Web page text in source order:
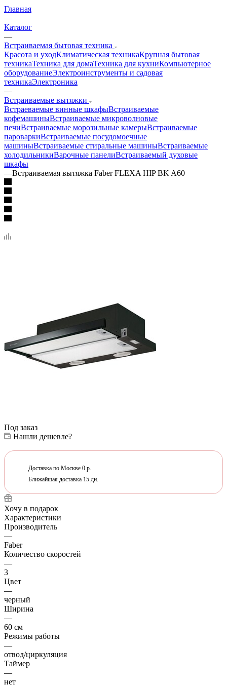
Главная
—
Каталог
—
Встраиваемая бытовая техника
Красота и уходКлиматическая техникаКрупная бытовая
техникаТехника для домаТехника для кухниКомпьютерное
оборудованиеЭлектроинструменты и садовая
техникаЭлектроника
—
Встраиваемые вытяжки
Встраеваемые винные шкафыВстраиваемые
кофемашиныВстраиваемые микроволновые
печиВстраиваемые морозильные камерыВстраиваемые
пароваркиВстраиваемые посудомоечные
машиныВстраиваемые стиральные машиныВстраиваемые
холодильникиВарочные панелиВстраиваемый духовые
шкафы
—Встраиваемая вытяжка Faber FLEXA HIP BK A60
Под заказ
Нашли дешевле?
Доставка по Москве 0 р.
Ближайшая доставка 15 дн.
Хочу в подарок
Характеристики
Производитель
—
Faber
Количество скоростей
—
3
Цвет
—
черный
Ширина
—
60 см
Режимы работы
—
отвод/циркуляция
Таймер
—
нет